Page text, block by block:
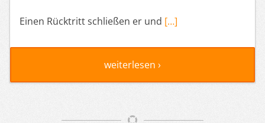
Einen Rücktritt schließen er und […]
weiterlesen ›